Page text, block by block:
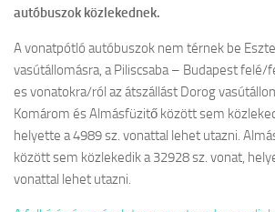
autóbuszok közlekednek.
A vonatpótló autóbuszok nem térnek be
vasútállomásra, a Piliscsaba – Budapest felé/
es vonatokra/ról az átszállást Dorog
Komárom és Almásfüzitő között sem
helyette a 4989 sz. vonattal lehet utazni.
között sem közlekedik a 32928 sz. vonat,
vonattal lehet utazni.